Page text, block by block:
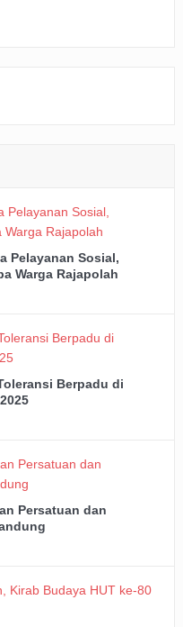
Pelayanan Sosial,
Warga Rajapolah
Berpadu di
Persatuan dan